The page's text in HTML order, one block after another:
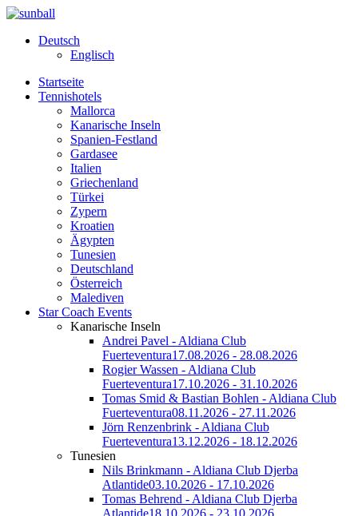
Deutsch
Englisch
Startseite
Tennishotels
Mallorca
Kanarische Inseln
Spanien-Festland
Gardasee
Italien
Griechenland
Türkei
Zypern
Kroatien
Ägypten
Tunesien
Deutschland
Österreich
Malediven
Star Coach Events
Kanarische Inseln
Andrei Pavel - Aldiana Club
Fuerteventura17.08.2026 - 28.08.2026
Rogier Wassen - Aldiana Club
Fuerteventura17.10.2026 - 31.10.2026
Tomas Smid & Bastian Bohlen - Aldiana Club
Fuerteventura08.11.2026 - 27.11.2026
Jörn Renzenbrink - Aldiana Club
Fuerteventura13.12.2026 - 18.12.2026
Tunesien
Nils Brinkmann - Aldiana Club Djerba
Atlantide03.10.2026 - 17.10.2026
Tomas Behrend - Aldiana Club Djerba
Atlantide18.10.2026 - 23.10.2026